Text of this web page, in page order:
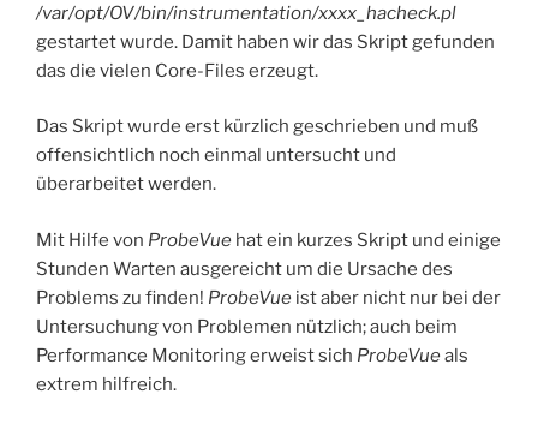
/var/opt/OV/bin/instrumentation/xxxx_hacheck.pl
gestartet wurde. Damit haben wir das Skript gefunden
das die vielen Core-Files erzeugt.
Das Skript wurde erst kürzlich geschrieben und muß
offensichtlich noch einmal untersucht und
überarbeitet werden.
Mit Hilfe von ProbeVue hat ein kurzes Skript und einige
Stunden Warten ausgereicht um die Ursache des
Problems zu finden! ProbeVue ist aber nicht nur bei der
Untersuchung von Problemen nützlich; auch beim
Performance Monitoring erweist sich ProbeVueals
extrem hilfreich.